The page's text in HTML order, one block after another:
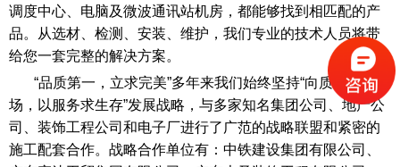
调度中心、电脑及微波通讯站机房，都能够找到相匹配的产
品。从选材、检测、安装、维护，我们专业的技术人员将带
给您一套完整的解决方案。
“品质第一，立求完美”多年来我们始终坚持“向质量要市
场，以服务求生存”发展战略，与多家知名集团公司、地产公
司、装饰工程公司和电子厂进行了广范的战略联盟和紧密的
施工配套合作。战略合作单位有：中铁建设集团有限公司、